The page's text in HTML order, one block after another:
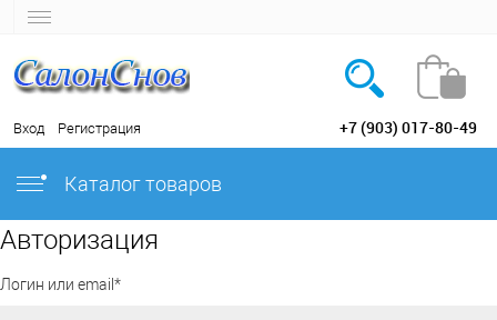
Вход Регистрация +7 (903) 017-80-49
Каталог товаров
Авторизация
Логин или email*